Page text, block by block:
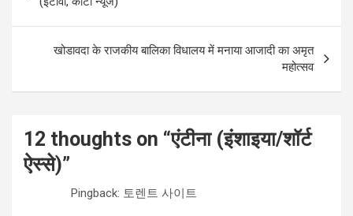
खोडावदा के राजकीय बालिका विधालय में मनाया आजादी का अमृत
महोत्सव
12 thoughts on “एंटीना (इंशाइया/शॉर्ट
ऐस्से)”
Pingback: 토렌트 사이트